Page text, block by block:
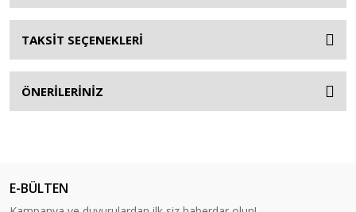
TAKSİT SEÇENEKLERİ
ÖNERİLERİNİZ
E-BÜLTEN